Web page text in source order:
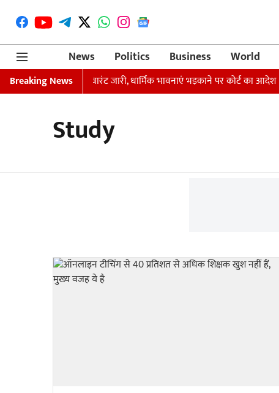
News
Politics Business World
Breaking News
मौर्य की गिरफ्तारी का वारंट जारी, धार्मिक भावनाएं भड़काने पर कोर्ट का आदेश
Study